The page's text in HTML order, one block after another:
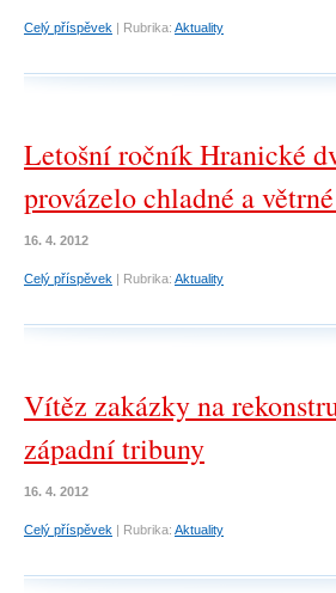
Celý příspěvek | Rubrika: Aktuality
Letošní ročník Hranické
provázelo chladné a
16. 4. 2012
Celý příspěvek | Rubrika: Aktuality
Vítěz zakázky na
západní tribuny
16. 4. 2012
Celý příspěvek | Rubrika: Aktuality